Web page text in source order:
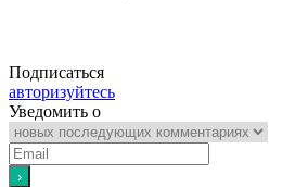
Подписаться
авторизуйтесь
Уведомить о